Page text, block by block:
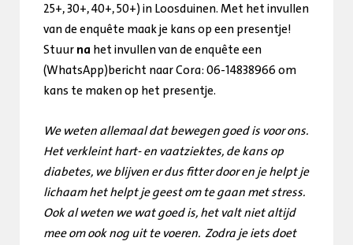
25+, 30+, 40+, 50+) in Loosduinen. Met het invullen
van de enquête maak je kans op een presentje!
Stuur na het invullen van de enquête een
(WhatsApp)bericht naar Cora: 06-14838966 om
kans te maken op het presentje.
We weten allemaal dat bewegen goed is voor ons.
Het verkleint hart- en vaatziektes, de kans op
diabetes, we blijven er dus fitter door en je helpt je
lichaam het helpt je geest om te gaan met stress.
Ook al weten we wat goed is, het valt niet altijd
mee om ook nog uit te voeren. Zodra je iets doet